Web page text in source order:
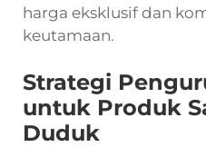
harga eksklusif dan
keutamaan.
Strategi
untuk Produk
Duduk